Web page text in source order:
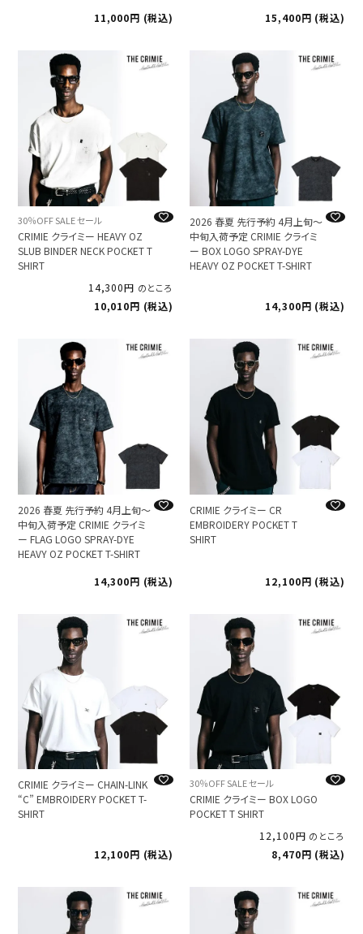
11,000
税込 15,400 税込
30％OFF SALE セール
CRIMIE クライミー HEAVY OZ
SLUB BINDER NECK POCKET T
SHIRT
14,300
のところ
10,010 税込
2026 春夏 先行予約 4月上旬～
中旬入荷予定 CRIMIE クライミ
ー BOX LOGO SPRAY-DYE
HEAVY OZ POCKET T-SHIRT
14,300 税込
2026 春夏 先行予約 4月上旬～
中旬入荷予定 CRIMIE クライミ
ー FLAG LOGO SPRAY-DYE
HEAVY OZ POCKET T-SHIRT
14,300
税込
CRIMIE クライミー CR
EMBROIDERY POCKET T
SHIRT
12,100 税込
CRIMIE クライミー CHAIN-LINK
“C” EMBROIDERY POCKET T-
SHIRT
12,100 税込
30％OFF SALE セール
CRIMIE クライミー BOX LOGO
POCKET T SHIRT
12,100
のところ
8,470 税込